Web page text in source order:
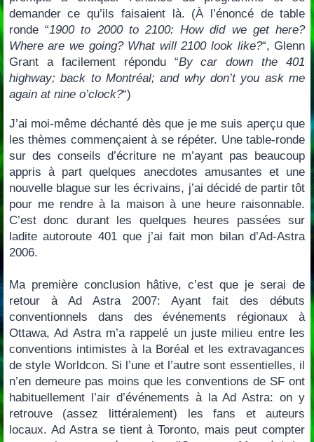
demander ce qu’ils faisaient là. (À l’énoncé de table
ronde “1900 to 2000 to 2100: How did we get here?
Where are we going? What will 2100 look like?“, Glenn
Grant a facilement répondu “By car down the 401
highway; back to Montréal; and why don’t you ask me
again at nine o’clock?“)
J’ai moi-même déchanté dès que je me suis aperçu que
les thèmes commençaient à se répéter. Une table-ronde
sur des conseils d’écriture ne m’ayant pas beaucoup
appris à part quelques anecdotes amusantes et une
nouvelle blague sur les écrivains, j’ai décidé de partir tôt
pour me rendre à la maison à une heure raisonnable.
C’est donc durant les quelques heures passées sur
ladite autoroute 401 que j’ai fait mon bilan d’Ad-Astra
2006.
Ma première conclusion hâtive, c’est que je serai de
retour à Ad Astra 2007: Ayant fait des débuts
conventionnels dans des événements régionaux à
Ottawa, Ad Astra m’a rappelé un juste milieu entre les
conventions intimistes à la Boréal et les extravagances
de style Worldcon. Si l’une et l’autre sont essentielles, il
n’en demeure pas moins que les conventions de SF ont
habituellement l’air d’événements à la Ad Astra: on y
retrouve (assez littéralement) les fans et auteurs
locaux. Ad Astra se tient à Toronto, mais peut compter